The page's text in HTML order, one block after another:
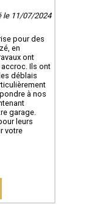
le 11/07/2024
pour des
en
ont
Ils ont
déblais
à nos
garage.
leurs
votre